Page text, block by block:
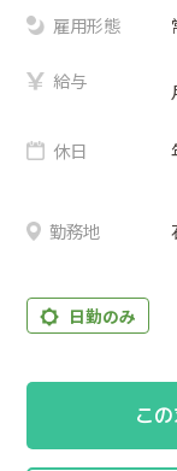
雇用形態
給与
休日
勤務地
日勤のみ
こ